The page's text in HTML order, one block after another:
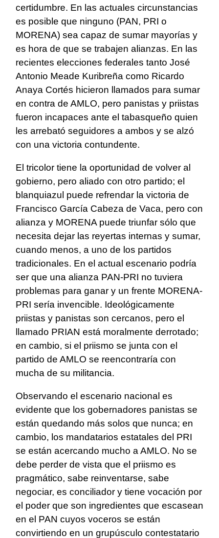
certidumbre. En las actuales circunstancias
es posible que ninguno (PAN, PRI o
MORENA) sea capaz de sumar mayorías y
es hora de que se trabajen alianzas. En las
recientes elecciones federales tanto José
Antonio Meade Kuribreña como Ricardo
Anaya Cortés hicieron llamados para sumar
en contra de AMLO, pero panistas y priistas
fueron incapaces ante el tabasqueño quien
les arrebató seguidores a ambos y se alzó
con una victoria contundente.
El tricolor tiene la oportunidad de volver al
gobierno, pero aliado con otro partido; el
blanquiazul puede refrendar la victoria de
Francisco García Cabeza de Vaca, pero con
alianza y MORENA puede triunfar sólo que
necesita dejar las reyertas internas y sumar,
cuando menos, a uno de los partidos
tradicionales. En el actual escenario podría
ser que una alianza PAN-PRI no tuviera
problemas para ganar y un frente MORENA-
PRI sería invencible. Ideológicamente
priistas y panistas son cercanos, pero el
llamado PRIAN está moralmente derrotado;
en cambio, si el priismo se junta con el
partido de AMLO se reencontraría con
mucha de su militancia.
Observando el escenario nacional es
evidente que los gobernadores panistas se
están quedando más solos que nunca; en
cambio, los mandatarios estatales del PRI
se están acercando mucho a AMLO. No se
debe perder de vista que el priismo es
pragmático, sabe reinventarse, sabe
negociar, es conciliador y tiene vocación por
el poder que son ingredientes que escasean
en el PAN cuyos voceros se están
convirtiendo en un grupúsculo contestatario